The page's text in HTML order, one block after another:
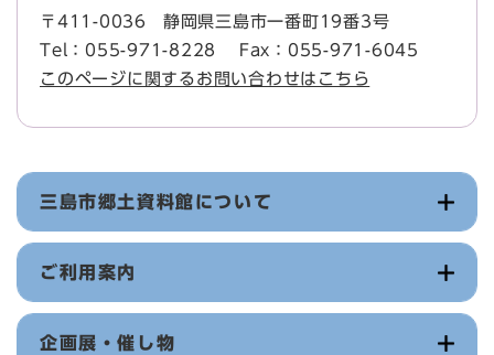
〒411-0036
静岡県三島市一番町19番3号
Tel：055-971-8228
Fax：055-971-6045
このページに関するお問い合わせはこちら
三島市郷土資料館について
ご利用案内
企画展・催し物